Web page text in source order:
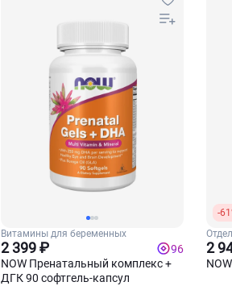
Витамины для беременных
2 399 ₽
96
NOW Пренатальный комплекс +
ДГК 90 софтгель-капсул
-
2